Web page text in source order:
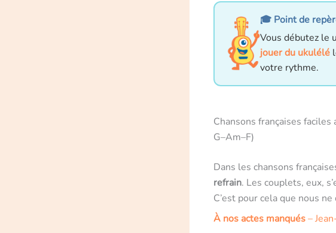
🎓 Point de
Vous débutez le
jouer du ukulélé
votre rythme.
Chansons françaises
G–Am–F)
Dans les chansons
refrain. Les couplets, eux,
C’est pour cela que nous
À nos actes manqués–